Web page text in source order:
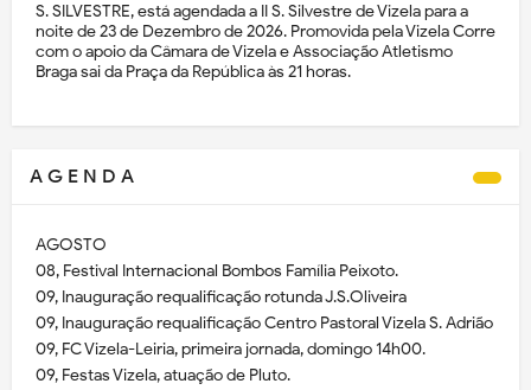
S. SILVESTRE, está agendada a II S. Silvestre de Vizela para a
noite de 23 de Dezembro de 2026. Promovida pela Vizela Corre
com o apoio da Câmara de Vizela e Associação Atletismo
Braga sai da Praça da República às 21 horas.
A G E N D A
AGOSTO
08, Festival Internacional Bombos Família Peixoto.
09, Inauguração requalificação rotunda J.S.Oliveira
09, Inauguração requalificação Centro Pastoral Vizela S. Adrião
09, FC Vizela-Leiria, primeira jornada, domingo 14h00.
09, Festas Vizela, atuação de Pluto.